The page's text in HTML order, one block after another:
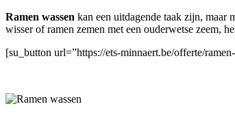
Ramen wassen kan een uitdagende taak zijn, maar
wisser of ramen zemen met een ouderwetse zeem,
[su_button url=”https://ets-minnaert.be/offerte/